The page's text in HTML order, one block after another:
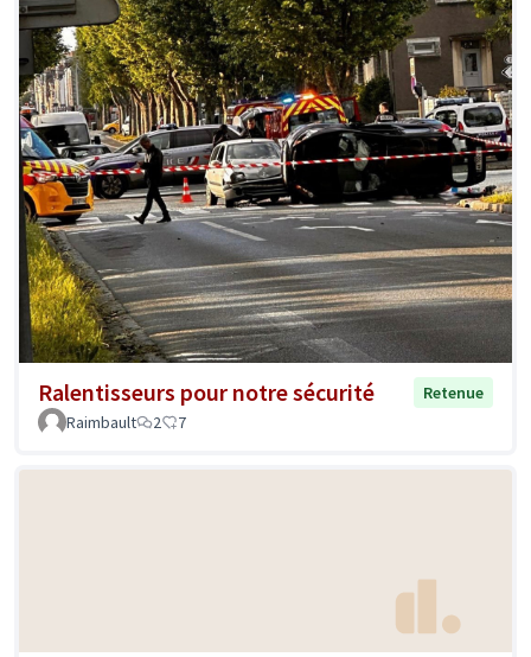
Ralentisseurs pour notre sécurité
Retenue
Raimbault
2 7